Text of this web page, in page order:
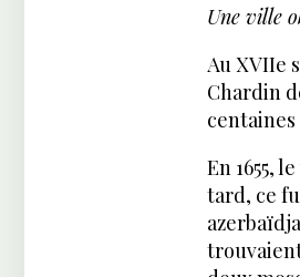
Une ville
Au XVIIe
Chardin
En 1655,
tard, ce